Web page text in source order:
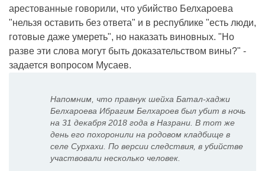
арестованные говорили, что убийство Белхароева
"нельзя оставить без ответа" и в республике "есть люди,
готовые даже умереть", но наказать виновных. "Но
разве эти слова могут быть доказательством вины?" -
задается вопросом Мусаев.
Напомним, что правнук шейха Батал-хаджи
Белхароева Ибрагим Белхароев был убит в ночь
на 31 декабря 2018 года в Назрани. В тот же
день его похоронили на родовом кладбище в
селе Сурхахи. По версии следствия, в убийстве
участвовали несколько человек.